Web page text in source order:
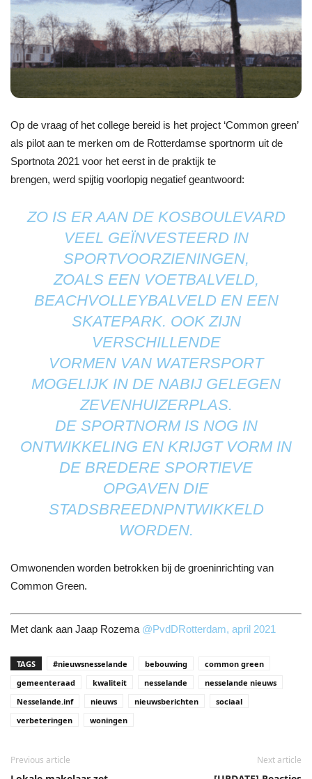
Op de vraag of het college bereid is het project ‘Common green’
als pilot aan te merken om de Rotterdamse sportnorm uit de
Sportnota 2021 voor het eerst in de praktijk te
brengen, werd spijtig voorlopig negatief geantwoord:
ZO IS ER AAN DE KOSBOULEVARD
VEEL GEÏNVESTEERD IN
SPORTVOORZIENINGEN,
ZOALS EEN VOETBALVELD,
BEACHVOLLEYBALVELD EN EEN
SKATEPARK. OOK ZIJN
VERSCHILLENDE
VORMEN VAN WATERSPORT
MOGELIJK IN DE NABIJ GELEGEN
ZEVENHUIZERPLAS.
DE SPORTNORM IS NOG IN
ONTWIKKELING EN KRIJGT VORM IN
DE BREDERE SPORTIEVE
OPGAVEN DIE
STADSBREEDNPNTWIKKELD
WORDEN.
Omwonenden worden betrokken bij de groeninrichting van
Common Green.
Met dank aan Jaap Rozema @PvdDRotterdam, april 2021
TAGS #nieuwsnesselande bebouwing
common green
gemeenteraad
kwaliteit nesselande
nesselande nieuws
Nesselande.inf
nieuws nieuwsberichten
sociaal
verbeteringen
woningen
Previous article Next article